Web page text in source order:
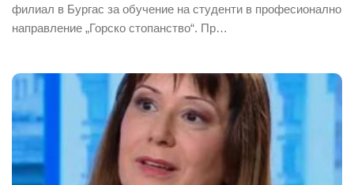
филиал в Бургас за обучение на студенти в професионално
направление „Горско стопанство“. Пр…